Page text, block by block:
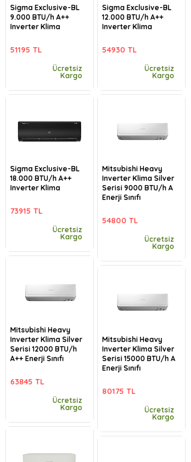
Sigma Exclusive-BL
9.000 BTU/h A++
Inverter Klima
51195 TL
Ücretsiz
Kargo
Sigma Exclusive-BL
18.000 BTU/h A++
Inverter Klima
73915 TL
Ücretsiz
Kargo
Mitsubishi Heavy
Inverter Klima Silver
Serisi 12000 BTU/h
A++ Enerji Sınıfı
63845 TL
Ücretsiz
Kargo
Sigma Exclusive-BL
12.000 BTU/h A++
Inverter Klima
54930 TL
Ücretsiz
Kargo
Mitsubishi Heavy
Inverter Klima Silver
Serisi 9000 BTU/h A
Enerji Sınıfı
54800 TL
Ücretsiz
Kargo
Mitsubishi Heavy
Inverter Klima Silver
Serisi 15000 BTU/h A
Enerji Sınıfı
80175 TL
Ücretsiz
Kargo